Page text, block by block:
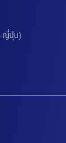
-ญี่ปุ่น)